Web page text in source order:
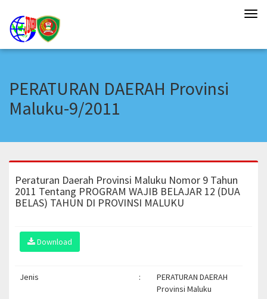
PERATURAN DAERAH Provinsi
Maluku-9/2011
Peraturan Daerah Provinsi Maluku Nomor 9 Tahun
2011 Tentang PROGRAM WAJIB BELAJAR 12 (DUA
BELAS) TAHUN DI PROVINSI MALUKU
Download
Jenis :
PERATURAN DAERAH
Provinsi Maluku